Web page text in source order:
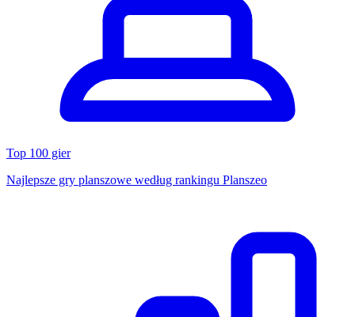
Top 100 gier
Najlepsze gry planszowe według rankingu Planszeo